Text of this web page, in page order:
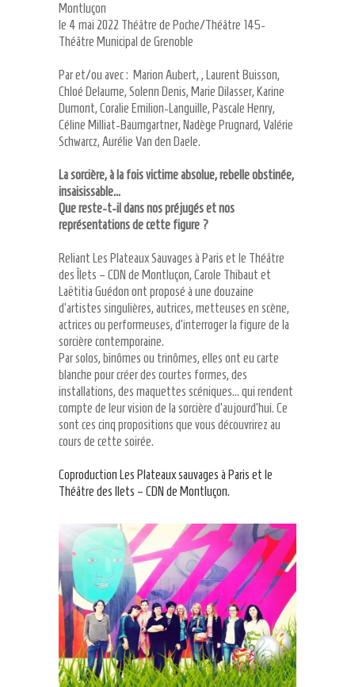
Montluçon
le 4 mai 2022 Théâtre de Poche/Théâtre 145-
Théâtre Municipal de Grenoble
Par et/ou avec : Marion Aubert, , Laurent Buisson,
Chloé Delaume, Solenn Denis, Marie Dilasser, Karine
Dumont, Coralie Emilion-Languille, Pascale Henry,
Céline Milliat-Baumgartner, Nadège Prugnard, Valérie
Schwarcz, Aurélie Van den Daele.
La sorcière, à la fois victime absolue, rebelle obstinée,
insaisissable…
Que reste-t-il dans nos préjugés et nos
représentations de cette figure ?
Reliant Les Plateaux Sauvages à Paris et le Théâtre
des Îlets – CDN de Montluçon, Carole Thibaut et
Laëtitia Guédon ont proposé à une douzaine
d’artistes singulières, autrices, metteuses en scène,
actrices ou performeuses, d’interroger la figure de la
sorcière contemporaine.
Par solos, binômes ou trinômes, elles ont eu carte
blanche pour créer des courtes formes, des
installations, des maquettes scéniques… qui rendent
compte de leur vision de la sorcière d’aujourd’hui. Ce
sont ces cinq propositions que vous découvrirez au
cours de cette soirée.
Coproduction Les Plateaux sauvages à Paris et le
Théâtre des Ilets – CDN de Montluçon.